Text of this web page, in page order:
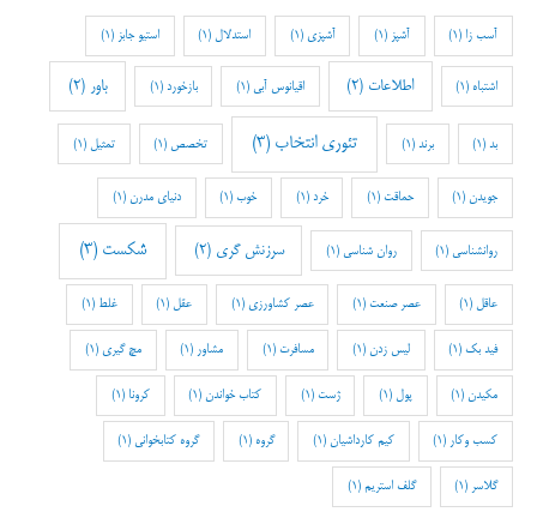
آسب زا (1) آشپز (1) آشپزی (1) استدلال (1) استیو جابز (1)
اشتباه (1) اطلاعات (2) اقیانوس آبی (1) بازخورد (1) باور (2)
بد(1) برند (1) تئوری انتخاب (3) تخصص (1) تمثیل (1)
جویدن (1) حماقت (1) خرد (1) خوب(1) دنیای مدرن (1)
روانشناسی (1) روان شناسی (1) سرزنش گری (2) شکست (3)
عاقل (1) عصر صنعت (1) عصر کشاورزی (1) عقل (1) غلط (1)
فید بک(1) لیس زدن (1) مسافرت (1) مشاور (1) مچ گیری (1)
مکیدن (1) پول (1) ژست (1) کتاب خواندن (1) کرونا (1)
کسب وکار (1) کیم کارداشیان (1) گروه (1) گروه کتابخوانی (1)
گلاسر (1) گلف استریم (1)